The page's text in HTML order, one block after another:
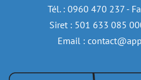
Tél. : 0960 470 237 -
Siret : 501 633 085
Email :